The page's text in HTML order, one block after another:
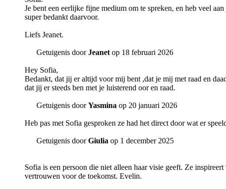
Je bent een eerlijke fijne medium om te spreken, en heb veel
super bedankt daarvoor.
Liefs Jeanet.
Getuigenis doorJeanet op 18 februari 2026
Hey Sofia,
Bedankt, dat jij er altijd voor mij bent ,dat je mij met raad en
dat jij er steeds ben met je luisterend oor en raad.
Getuigenis doorYasmina op 20 januari 2026
Heb pas met Sofia gesproken ze had het direct door wat er
Getuigenis doorGiulia op 1 december 2025
Sofia is een persoon die niet alleen haar visie geeft. Ze
vertrouwen voor de toekomst. Evelin.